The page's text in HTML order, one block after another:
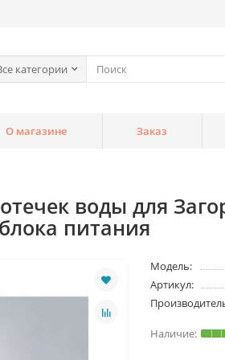
категории
О магазине Заказ
воды для
питания
Модель:
Артикул: